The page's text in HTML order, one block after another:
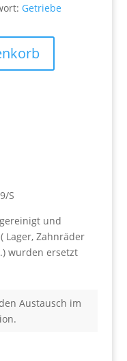
Getriebe
S
und
Lager, Zahnräder
wurden ersetzt
Austausch im